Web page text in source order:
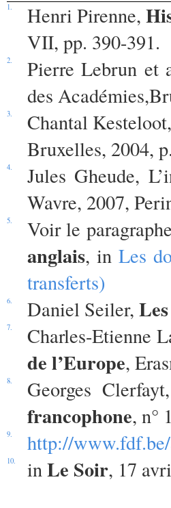
1. Henri Pirenne,
VII, pp. 390-391.
2. Pierre Lebrun et
des Académ
3. Chantal
Bruxelles, 2004,
4.
Jules Gheude,
Wavre, 2007,
5. Voir le paragraphe
anglais, in Les
transferts)
6. Daniel Seiler,
7. Charles-Etienne
de l’Europe,
8. Georges Clerfayt,
francophone, n°
9. http://
10. inLe Soir, 17